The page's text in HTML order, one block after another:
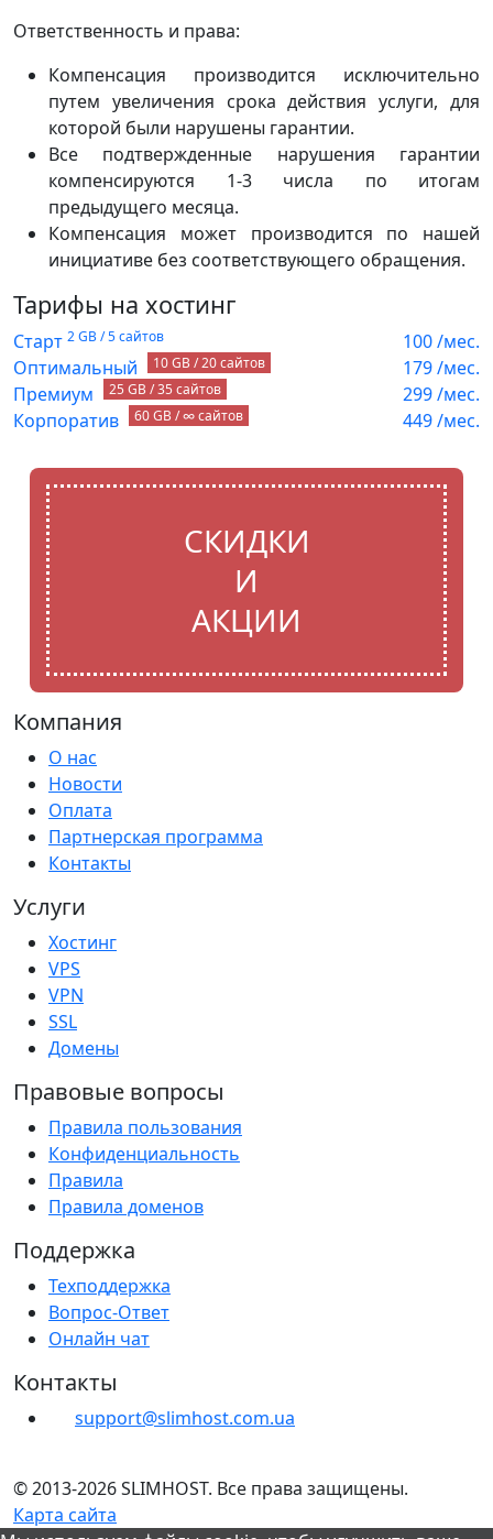
Ответственность и права:
Компенсация производится исключительно
путем увеличения срока действия услуги, для
которой были нарушены гарантии.
Все подтвержденные нарушения гарантии
компенсируются 1-3 числа по итогам
предыдущего месяца.
Компенсация может производится по нашей
инициативе без соответствующего обращения.
Тарифы на хостинг
Старт 2 GB / 5 сайтов 100/мес.
Оптимальный
10 GB / 20 сайтов 179/мес.
Премиум
25 GB / 35 сайтов 299/мес.
Корпоратив
60 GB / ∞ сайтов 449/мес.
СКИДКИ
И
АКЦИИ
Компания
О нас
Новости
Оплата
Партнерская программа
Контакты
Услуги
Хостинг
VPS
VPN
SSL
Домены
Правовые вопросы
Правила пользования
Конфиденциальность
Правила
Правила доменов
Поддержка
Техподдержка
Вопрос-Ответ
Онлайн чат
Контакты
support@slimhost.com.ua
© 2013-2026 SLIMHOST. Все права защищены.
Карта сайта